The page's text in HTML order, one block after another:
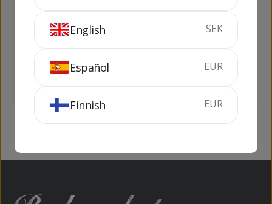
Palmbridge
Strawberry 1 lit
37.5%
Gordon's London
Refill)
37.5%
English SEK
Español EUR
Finnish EUR